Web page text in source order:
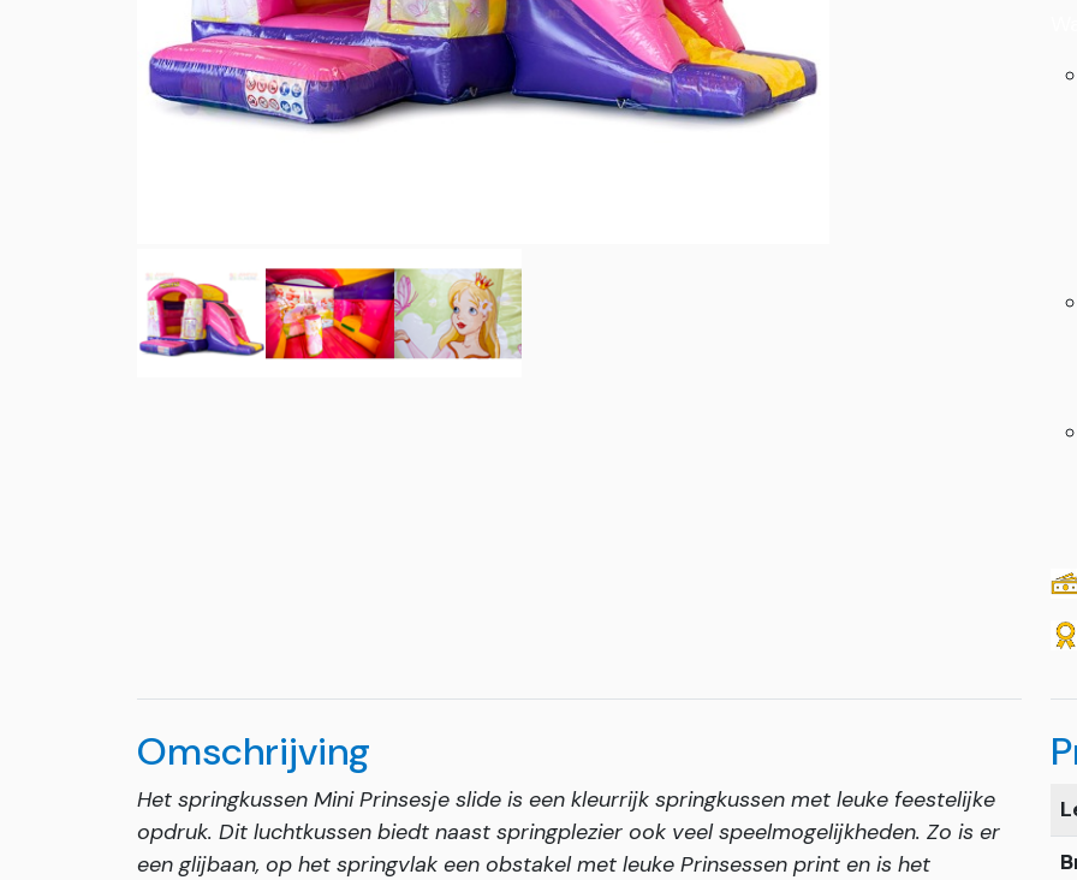
Omschrijving
Het springkussen Mini Prinsesje slide is een kleurrijk springkussen met leuke feestelijke
opdruk. Dit luchtkussen biedt naast springplezier ook veel speelmogelijkheden. Zo is er
een glijbaan, op het springvlak een obstakel met leuke Prinsessen print en is het